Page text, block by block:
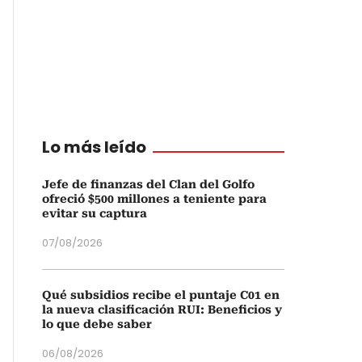
Lo más leído
Jefe de finanzas del Clan del Golfo
ofreció $500 millones a teniente para
evitar su captura
07/08/2026
Qué subsidios recibe el puntaje C01 en
la nueva clasificación RUI: Beneficios y
lo que debe saber
06/08/2026